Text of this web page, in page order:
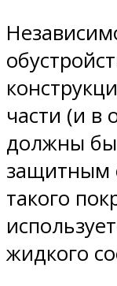
части (и в
должны
защитным
такого
жидкого